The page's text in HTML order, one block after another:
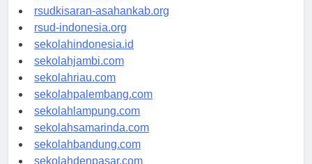
rsud-natunakab.org
rsudkisaran-asahankab.org
rsud-indonesia.org
sekolahindonesia.id
sekolahjambi.com
sekolahriau.com
sekolahpalembang.com
sekolahlampung.com
sekolahsamarinda.com
sekolahbandung.com